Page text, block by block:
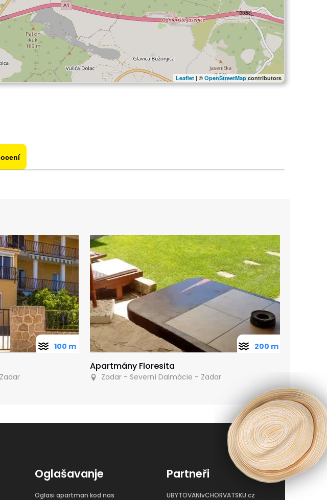
Leaflet | ©OpenStreetMap contributors
100 m
Apartmány Floresita
Zadar - Severní Dalmácie - Zadar
200 m
Oglašavanje
Oglasi apartman kod nas
Partneři
UBYTOVANIvCHORVATSKU.cz